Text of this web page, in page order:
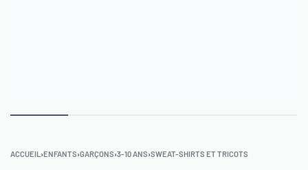
ACCUEIL ›ENFANTS›GARÇONS›3-10 ANS›SWEAT-SHIRTS ET TRICOTS